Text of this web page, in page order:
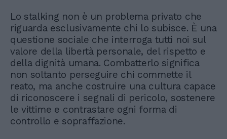
Lo stalking non è un problema privato che
riguarda esclusivamente chi lo subisce. È una
questione sociale che interroga tutti noi sul
valore della libertà personale, del rispetto e
della dignità umana. Combatterlo significa
non soltanto perseguire chi commette il
reato, ma anche costruire una cultura capace
di riconoscere i segnali di pericolo, sostenere
le vittime e contrastare ogni forma di
controllo e sopraffazione.